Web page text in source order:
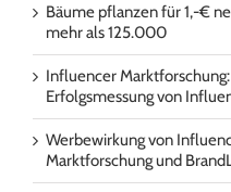
Bäume pflanzen für 1,-€
mehr als 125.000
Influencer
Erfolgsmessung von
Werbewirkung von
Marktforschung und